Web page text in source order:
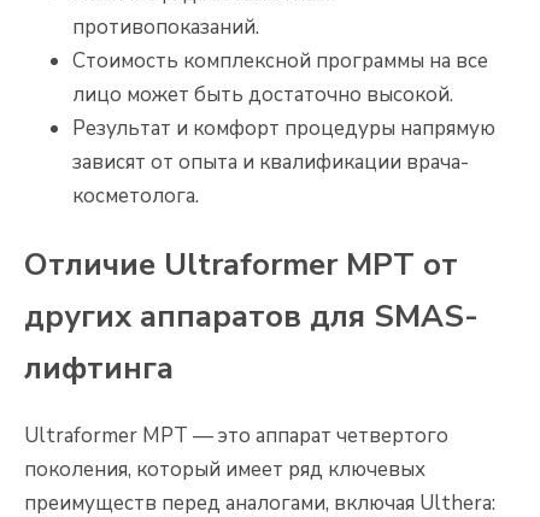
противопоказаний.
Стоимость комплексной программы на все
лицо может быть достаточно высокой.
Результат и комфорт процедуры напрямую
зависят от опыта и квалификации врача-
косметолога.
Отличие Ultraformer MPT от
других аппаратов для SMAS-
лифтинга
Ultraformer MPT — это аппарат четвертого
поколения, который имеет ряд ключевых
преимуществ перед аналогами, включая Ulthera: